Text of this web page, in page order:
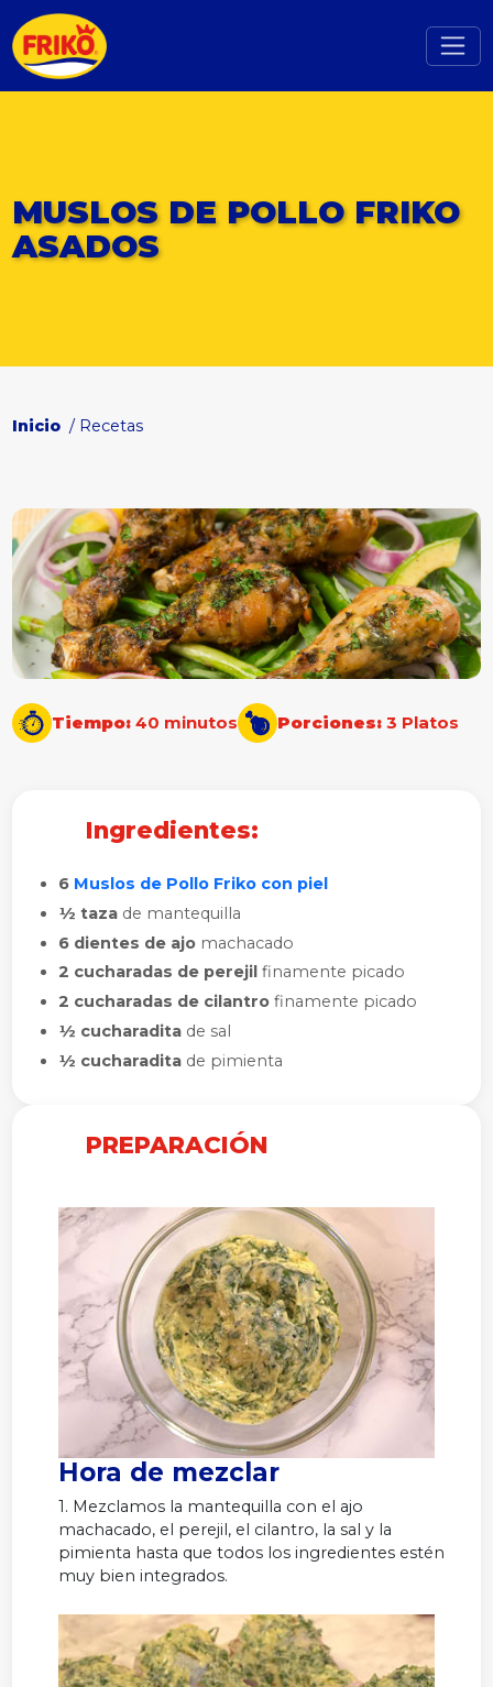
MUSLOS DE POLLO FRIKO
ASADOS
Inicio / Recetas
Tiempo:40 minutos Porciones:3 Platos
Ingredientes:
6 Muslos de Pollo Friko con piel
½ tazade mantequilla
6 dientes de ajomachacado
2 cucharadas de perejil finamente picado
2 cucharadas de cilantrofinamente picado
½ cucharadita de sal
½ cucharaditade pimienta
PREPARACIÓN
Hora de mezclar
1. Mezclamos la mantequilla con el ajo
machacado, el perejil, el cilantro, la sal y la
pimienta hasta que todos los ingredientes estén
muy bien integrados.